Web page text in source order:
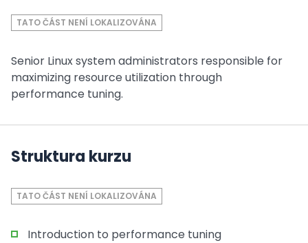
TATO ČÁST NENÍ LOKALIZOVÁNA
Senior Linux system administrators responsible for
maximizing resource utilization through
performance tuning.
Struktura kurzu
TATO ČÁST NENÍ LOKALIZOVÁNA
Introduction to performance tuning